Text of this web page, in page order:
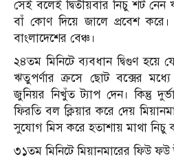
সেই বলেই দ্বিতীয়বার নিচু শট
বাঁ কোণ দিয়ে জালে প্রবেশ করে।
বাংলাদেশের বেঞ্চ।
২৪তম মিনিটে ব্যবধান দ্বিগুণ হয়ে
ঋতুপর্ণার ক্রসে ছোট বক্সের মধ্যে
জুনিয়র নিখুঁত ট্যাপ দেন। কিন্তু
ফিরতি বল ক্লিয়ার করে দেয়
সুযোগ মিস করে হতাশায় মাথা নিচু
৩১তম মিনিটে মিয়ানমারের ফিউ ফউ